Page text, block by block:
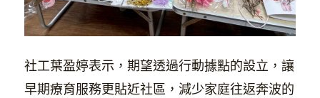
社工葉盈婷表示，期望透過行動據點的設立，讓
早期療育服務更貼近社區，減少家庭往返奔波的